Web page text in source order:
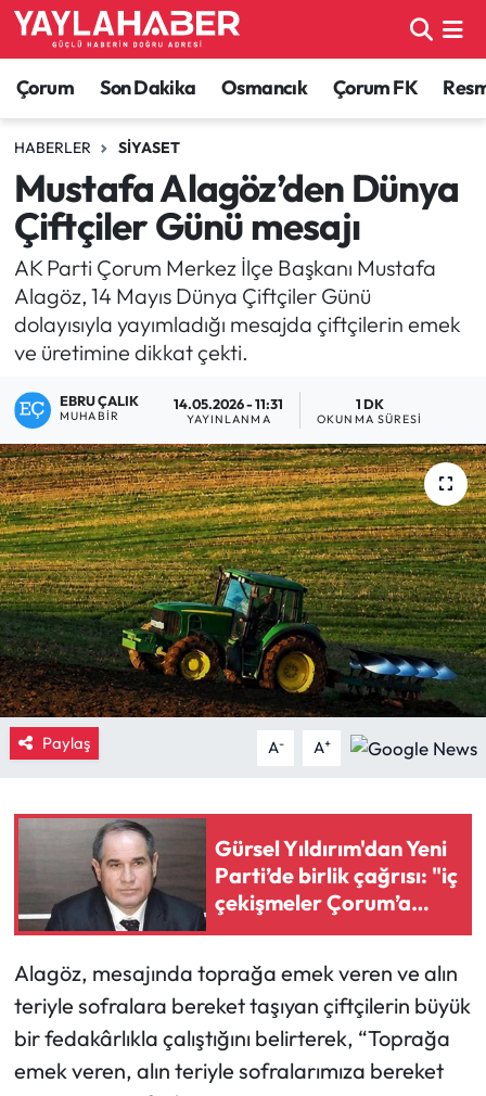
Çorum Son Dakika Osmancık Çorum FK
HABERLER SIYASET
Mustafa Alagöz’den Dünya
Çiftçiler Günü mesajı
AK Parti Çorum Merkez İlçe Başkanı Mustafa
Alagöz, 14 Mayıs Dünya Çiftçiler Günü
dolayısıyla yayımladığı mesajda çiftçilerin emek
ve üretimine dikkat çekti.
EBRU ÇALIK
MUHABIR
14.05.2026 - 11:31
YAYINLANMA
1 DK
OKUNMA SÜRESI
Paylaş A- A+
Gürsel Yıldırım'dan Yeni
Parti’de birlik çağrısı: "iç
çekişmeler Çorum’a
zarar verir"
Alagöz, mesajında toprağa emek veren ve alın
teriyle sofralara bereket taşıyan çiftçilerin büyük
bir fedakârlıkla çalıştığını belirterek, “Toprağa
emek veren, alın teriyle sofralarımıza bereket
Alaca Haberleri
Bayat Haberleri
Bilgi - Keşfet Haberleri
Bilim ve Teknoloji
Boğazkale Haberleri
Çorum Haberleri
Çorum Son Dakika Haberleri
Dodurga Haberleri
Eğitim
Ekonomi
Güncel
İskilip Haberleri
Kargı Haberleri
Kültür Sanat
Laçin Haberleri
Magazin
Oğuzlar Haberleri
Çorum Nöbetçi Eczaneler
Çorum Hava Durumu
Çorum Namaz Vakitleri
Çorum Trafik Yoğunluk Haritası
TFF 1.Lig Puan Durumu ve Fikstür
Tüm Manşetler
Son Dakika Haberleri
Haber Arşivi